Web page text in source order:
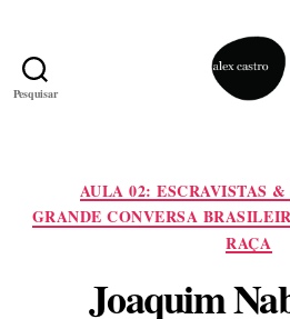
Pesquisar
AULA 02: ESCRAVISTAS
GRANDE CONVERSA
RAÇA
Joaquim